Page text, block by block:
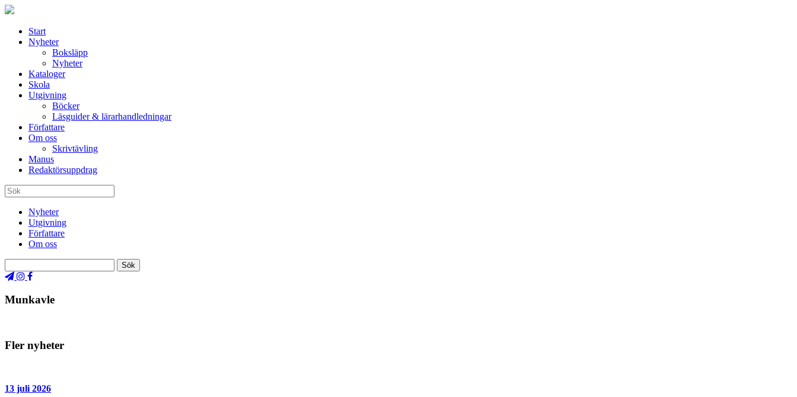
Start
Nyheter
Boksläpp
Nyheter
Kataloger
Skola
Utgivning
Böcker
Läsguider & lärarhandledningar
Författare
Om oss
Skrivtävling
Manus
Redaktörsuppdrag
Nyheter
Utgivning
Författare
Om oss
Munkavle
Fler nyheter
13 juli 2026